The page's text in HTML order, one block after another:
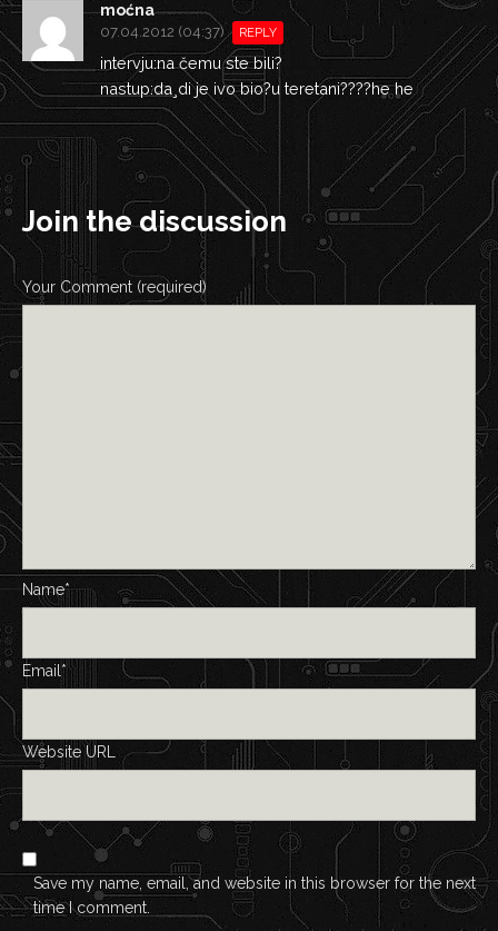
moćna
07.04.2012 (04:37) REPLY
intervju:na čemu ste bili?
nastup:da¸di je ivo bio?u teretani????he he
Join the discussion
Your Comment (required)
Name*
Email*
Website URL
Save my name, email, and website in this browser for the next
time I comment.